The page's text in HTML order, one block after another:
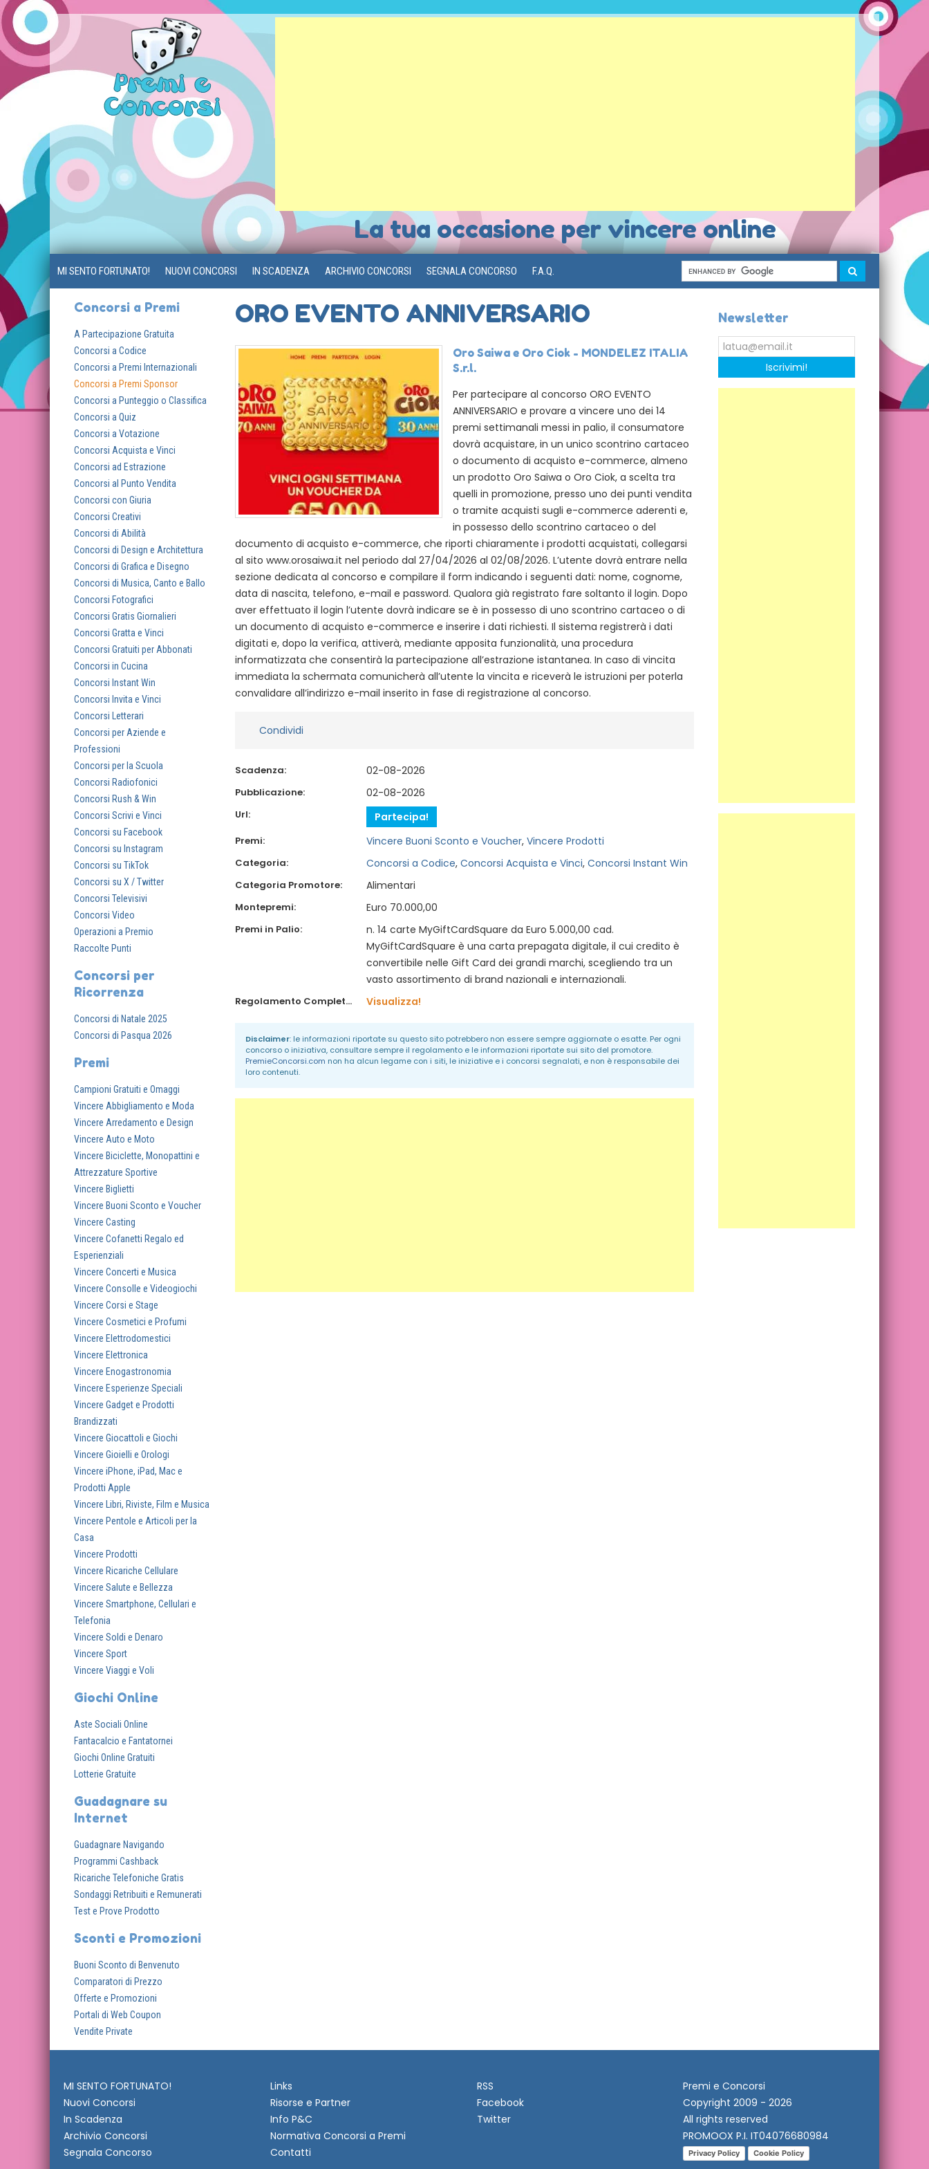
La tua occasione per vincere online
MI SENTO FORTUNATO! NUOVI CONCORSI IN SCADENZA ARCHIVIO CONCORSI SEGNALA CONCORSO F.A.Q.
Concorsi a Premi
A Partecipazione Gratuita
Concorsi a Codice
Concorsi a Premi Internazionali
Concorsi a Premi Sponsor
Concorsi a Punteggio o Classifica
Concorsi a Quiz
Concorsi a Votazione
Concorsi Acquista e Vinci
Concorsi ad Estrazione
Concorsi al Punto Vendita
Concorsi con Giuria
Concorsi Creativi
Concorsi di Abilità
Concorsi di Design e Architettura
Concorsi di Grafica e Disegno
Concorsi di Musica, Canto e Ballo
Concorsi Fotografici
Concorsi Gratis Giornalieri
Concorsi Gratta e Vinci
Concorsi Gratuiti per Abbonati
Concorsi in Cucina
Concorsi Instant Win
Concorsi Invita e Vinci
Concorsi Letterari
Concorsi per Aziende e
Professioni
Concorsi per la Scuola
Concorsi Radiofonici
Concorsi Rush & Win
Concorsi Scrivi e Vinci
Concorsi su Facebook
Concorsi su Instagram
Concorsi su TikTok
Concorsi su X / Twitter
Concorsi Televisivi
Concorsi Video
Operazioni a Premio
Raccolte Punti
Concorsi per
Ricorrenza
Concorsi di Natale 2025
Concorsi di Pasqua 2026
Premi
Campioni Gratuiti e Omaggi
Vincere Abbigliamento e Moda
Vincere Arredamento e Design
Vincere Auto e Moto
Vincere Biciclette, Monopattini e
Attrezzature Sportive
Vincere Biglietti
Vincere Buoni Sconto e Voucher
Vincere Casting
Vincere Cofanetti Regalo ed
Esperienziali
Vincere Concerti e Musica
Vincere Consolle e Videogiochi
Vincere Corsi e Stage
Vincere Cosmetici e Profumi
Vincere Elettrodomestici
Vincere Elettronica
Vincere Enogastronomia
Vincere Esperienze Speciali
Vincere Gadget e Prodotti
Brandizzati
Vincere Giocattoli e Giochi
Vincere Gioielli e Orologi
Vincere iPhone, iPad, Mac e
Prodotti Apple
Vincere Libri, Riviste, Film e Musica
Vincere Pentole e Articoli per la
Casa
Vincere Prodotti
Vincere Ricariche Cellulare
Vincere Salute e Bellezza
Vincere Smartphone, Cellulari e
Telefonia
Vincere Soldi e Denaro
Vincere Sport
Vincere Viaggi e Voli
Giochi Online
Aste Sociali Online
Fantacalcio e Fantatornei
Giochi Online Gratuiti
Lotterie Gratuite
Guadagnare su
Internet
Guadagnare Navigando
Programmi Cashback
Ricariche Telefoniche Gratis
Sondaggi Retribuiti e Remunerati
Test e Prove Prodotto
Sconti e Promozioni
Buoni Sconto di Benvenuto
Comparatori di Prezzo
Offerte e Promozioni
Portali di Web Coupon
Vendite Private
ORO EVENTO ANNIVERSARIO
Oro Saiwa e Oro Ciok - MONDELEZ ITALIA
S.r.l.
Per partecipare al concorso ORO EVENTO
ANNIVERSARIO e provare a vincere uno dei 14
premi settimanali messi in palio, il consumatore
dovrà acquistare, in un unico scontrino cartaceo
o documento di acquisto e-commerce, almeno
un prodotto Oro Saiwa o Oro Ciok, a scelta tra
quelli in promozione, presso uno dei punti vendita
o tramite acquisti sugli e-commerce aderenti e,
in possesso dello scontrino cartaceo o del
documento di acquisto e-commerce, che riporti chiaramente i prodotti acquistati, collegarsi
al sito www.orosaiwa.it nel periodo dal 27/04/2026 al 02/08/2026. L’utente dovrà entrare nella
sezione dedicata al concorso e compilare il form indicando i seguenti dati: nome, cognome,
data di nascita, telefono, e-mail e password. Qualora già registrato fare soltanto il login. Dopo
aver effettuato il login l’utente dovrà indicare se è in possesso di uno scontrino cartaceo o di
un documento di acquisto e-commerce e inserire i dati richiesti. Il sistema registrerà i dati
digitati e, dopo la verifica, attiverà, mediante apposita funzionalità, una procedura
informatizzata che consentirà la partecipazione all’estrazione istantanea. In caso di vincita
immediata la schermata comunicherà all’utente la vincita e riceverà le istruzioni per poterla
convalidare all’indirizzo e-mail inserito in fase di registrazione al concorso.
Condividi
Scadenza: 02-08-2026
Pubblicazione: 02-08-2026
Url: Partecipa!
Premi: Vincere Buoni Sconto e Voucher, Vincere Prodotti
Categoria: Concorsi a Codice, Concorsi Acquista e Vinci, Concorsi Instant Win
Categoria Promotore: Alimentari
Montepremi: Euro 70.000,00
Premi in Palio:
n. 14 carte MyGiftCardSquare da Euro 5.000,00 cad.
MyGiftCardSquare è una carta prepagata digitale, il cui credito è
convertibile nelle Gift Card dei grandi marchi, scegliendo tra un
vasto assortimento di brand nazionali e internazionali.
Regolamento Completo: Visualizza!
Disclaimer: le informazioni riportate su questo sito potrebbero non essere sempre aggiornate o esatte. Per ogni
concorso o iniziativa, consultare sempre il regolamento e le informazioni riportate sui sito del promotore.
PremieConcorsi.com non ha alcun legame con i siti, le iniziative e i concorsi segnalati, e non è responsabile dei
loro contenuti.
Newsletter
Iscrivimi!
MI SENTO FORTUNATO!
Nuovi Concorsi
In Scadenza
Archivio Concorsi
Segnala Concorso
Links
Risorse e Partner
Info P&C
Normativa Concorsi a Premi
Contatti
RSS
Facebook
Twitter
Premi e Concorsi
Copyright 2009 - 2026
All rights reserved
PROMOOX P.I. IT04076680984
Privacy Policy Cookie Policy